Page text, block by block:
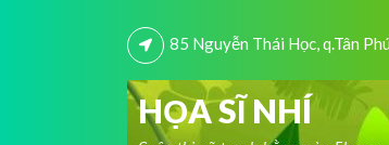
85 Nguyễn Thái Học, q.Tân
HỌA SĨ NHÍ